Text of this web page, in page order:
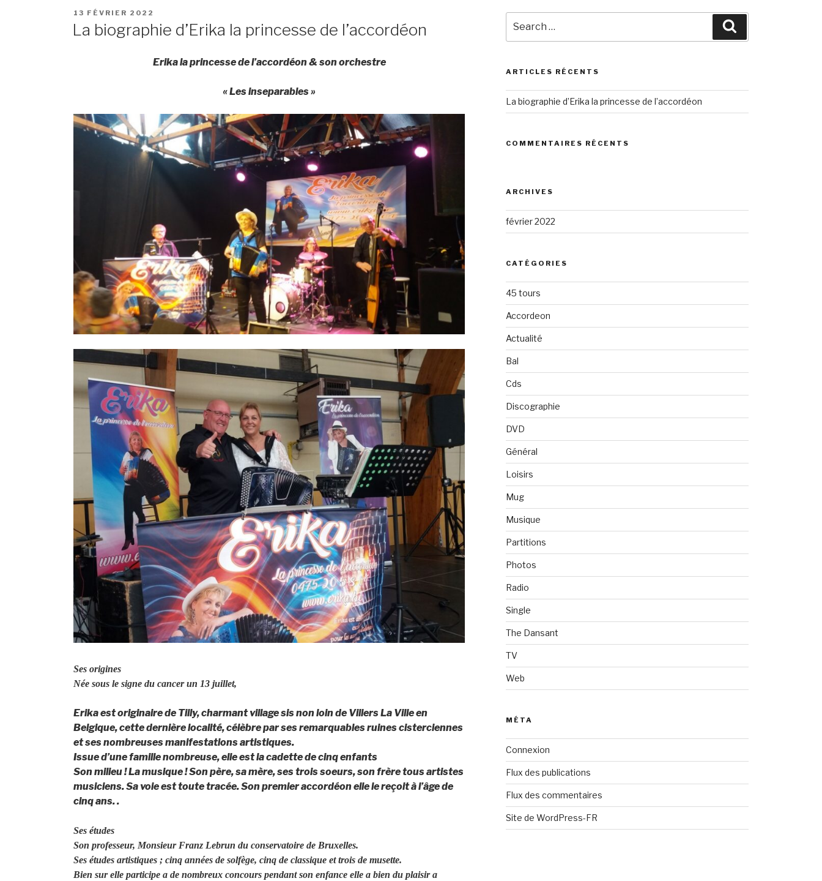
POSTED
13 FÉVRIER 2022
La biographie d’Erika la princesse de l’accordéon
Erika la princesse de l’accordéon& son orchestre
« Les inseparables »
Ses origines
Née sous le signe du cancer un 13 juillet,
Erika est originaire de Tilly, charmant village sis non loin de Villers La Ville en
Belgique, cette dernière localité, célèbre par ses remarquables ruines cisterciennes
et ses nombreuses manifestations artistiques.
Issue d’une famille nombreuse, elle est la cadette de cinq enfants
Son milieu ! La musique ! Son père, sa mère, ses trois soeurs, son frère tous artistes
musiciens. Sa voie est toute tracée. Son premier accordéon elle le reçoit à l’âge de
cinq ans. .
Ses études
Son professeur, Monsieur Franz Lebrun du conservatoire de Bruxelles.
Ses études artistiques ; cinq années de solfège, cinq de classique et trois de musette.
Bien sur elle participe a de nombreux concours pendant son enfance elle a bien du plaisir a
for:
ARTICLES RÉCENTS
La biographie d’Erika la princesse de l’accordéon
COMMENTAIRES RÉCENTS
ARCHIVES
février 2022
CATÉGORIES
45 tours
Accordeon
Actualité
Bal
Cds
Discographie
DVD
Général
Loisirs
Mug
Musique
Partitions
Photos
Radio
Single
The Dansant
TV
Web
MÉTA
Connexion
Flux des publications
Flux des commentaires
Site de WordPress-FR